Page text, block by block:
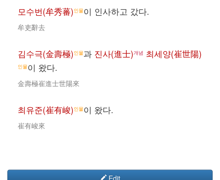
모수번(牟秀蕃)인물이 인사하고 갔다.
牟吏辭去
김수극(金壽極)인물과 진사(進士)개념 최세양(崔世陽)
인물이 왔다.
金壽極崔進士世陽來
최유준(崔有峻)인물이 왔다.
崔有峻來